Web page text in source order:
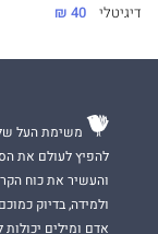
דיגיטלי 40 ₪
משימת העל
להפיץ לעולם את
והעשיר את כוח
ולמידה, בדיוק
אדם ומילים